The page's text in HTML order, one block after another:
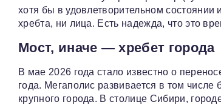
хотя бы в удовлетворительном
хребта, ни лица. Есть надежда, что это
Мост, иначе — хребет города
В мае 2026 года стало известно о
года. Мегаполис развивается в том
крупного города. В столице Сибири,